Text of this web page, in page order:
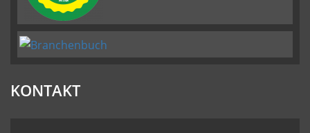
KONTAKT